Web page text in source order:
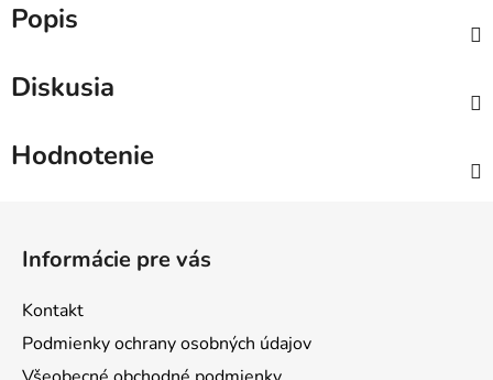
Popis
Diskusia
Hodnotenie
Informácie pre vás
Kontakt
Podmienky ochrany osobných údajov